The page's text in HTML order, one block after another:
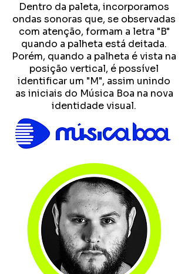
Dentro da paleta, incorporamos
ondas sonoras que, se observadas
com atenção, formam a letra "B"
quando a palheta está deitada.
Porém, quando a palheta é vista na
posição vertical, é possível
identificar um "M", assim unindo
as iniciais do Música Boa na nova
identidade visual.